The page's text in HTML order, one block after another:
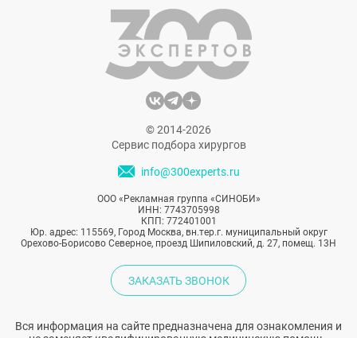
© 2014-2026
Сервис подбора хирургов
info@300experts.ru
ООО «Рекламная группа «СИНОБИ»
ИНН: 7743705998
КПП: 772401001
Юр. адрес: 115569, Город Москва, вн.тер.г. муниципальный округ
Орехово-Борисово Северное, проезд Шипиловский, д. 27, помещ. 13Н
ЗАКАЗАТЬ ЗВОНОК
Вся информация на сайте предназначена для ознакомления и